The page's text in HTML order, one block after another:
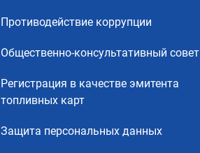
Противодействие коррупции
Общественно-консультативный совет
Регистрация в качестве эмитента
топливных карт
Защита персональных данных